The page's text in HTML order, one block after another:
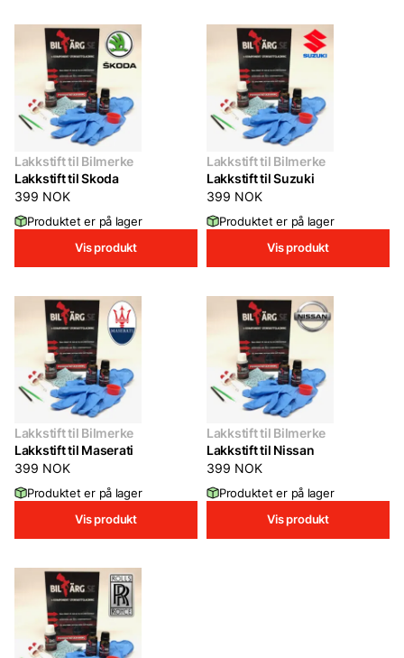
Lakkstift til Bilmerke
Lakkstift til Skoda
399 NOK
Produktet er på lager
Vis produkt
Lakkstift til Bilmerke
Lakkstift til Suzuki
399 NOK
Produktet er på lager
Vis produkt
Lakkstift til Bilmerke
Lakkstift til Maserati
399 NOK
Produktet er på lager
Vis produkt
Lakkstift til Bilmerke
Lakkstift til Nissan
399 NOK
Produktet er på lager
Vis produkt